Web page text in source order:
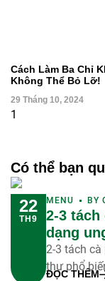
Cách Làm Ba Chỉ
Không Thể Bỏ Lỡ!
29 Tháng 10, 2024
Có thể bạn
22
TH9
MENU BY
2-3 tách
dạng
2-3 tách
thư phổ
ĐỌC THÊM